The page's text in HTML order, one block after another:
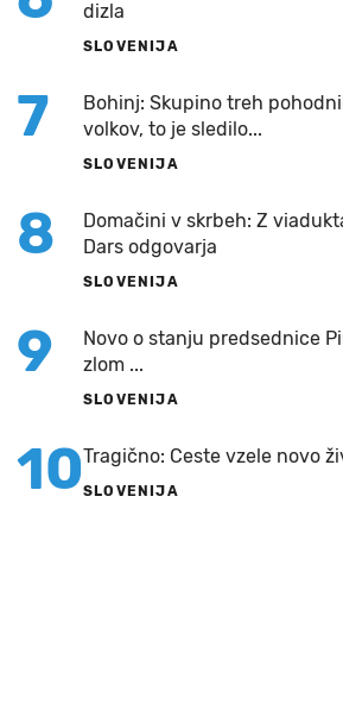
dizla
SLOVENIJA
7
Bohinj: Skupino treh
volkov, to je sledilo...
SLOVENIJA
8
Domačini v skrbeh: Z
Dars odgovarja
SLOVENIJA
9
Novo o stanju predsednice
zlom ...
SLOVENIJA
10Tragično: Ceste vzele novo
SLOVENIJA